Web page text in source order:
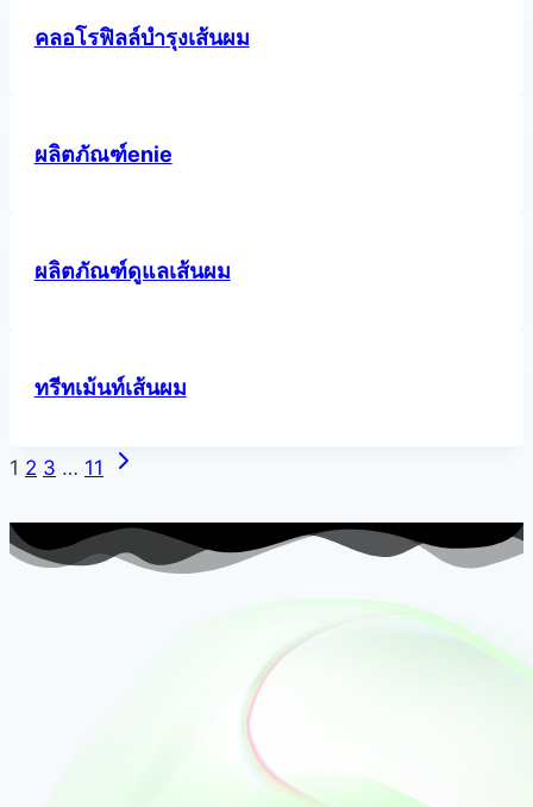
คลอโรฟิลล์บำรุงเส้นผม
ผลิตภัณฑ์enie
ผลิตภัณฑ์ดูแลเส้นผม
ทรีทเม้นท์เส้นผม
Page
navigation
1 2 3 … 11
Next